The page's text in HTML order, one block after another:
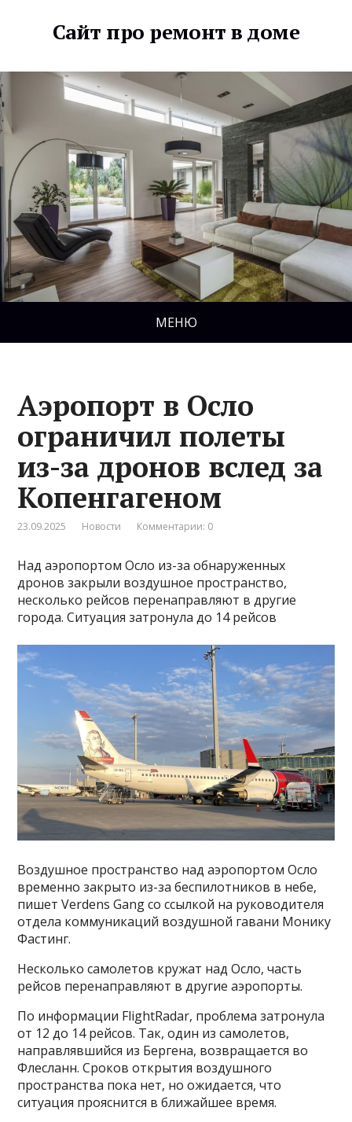
Сайт про ремонт в доме
МЕНЮ
Аэропорт в Осло
ограничил полеты
из-за дронов вслед за
Копенгагеном
23.09.2025 Новости Комментарии: 0
Над аэропортом Осло из-за обнаруженных
дронов закрыли воздушное пространство,
несколько рейсов перенаправляют в другие
города. Ситуация затронула до 14 рейсов
Воздушное пространство над аэропортом Осло
временно закрыто из-за беспилотников в небе,
пишет Verdens Gang со ссылкой на руководителя
отдела коммуникаций воздушной гавани Монику
Фастинг.
Несколько самолетов кружат над Осло, часть
рейсов перенаправляют в другие аэропорты.
По информации FlightRadar, проблема затронула
от 12 до 14 рейсов. Так, один из самолетов,
направлявшийся из Бергена, возвращается во
Флесланн. Сроков открытия воздушного
пространства пока нет, но ожидается, что
ситуация прояснится в ближайшее время.